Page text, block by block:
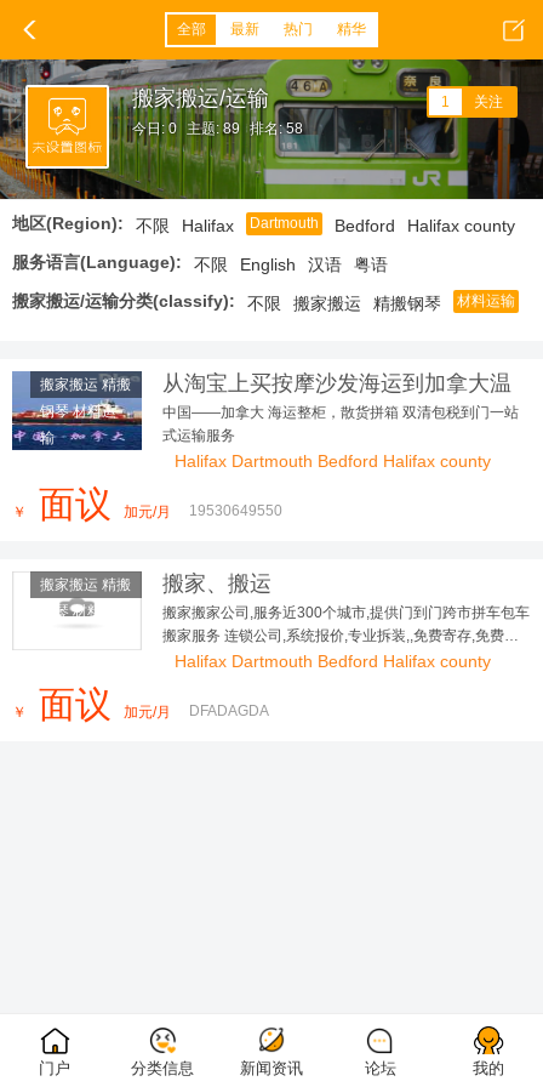
全部 最新 热门 精华
搬家搬运/运输
今日: 0 主题: 89 排名: 58
1 关注
门户 分类信息 新闻资讯 论坛 我的
地区(Region): 不限 Halifax Dartmouth Bedford
Halifax county
服务语言(Language):
不限 English 汉语
粤语
搬家搬运/运输分类(classify):
不限 搬家搬运 精搬钢琴 材料运输
搬家搬运 精搬
钢琴 材料运
输
从淘宝上买按摩沙发海运到加拿大温
哥华好用到朋友追着问
中国——加拿大 海运整柜，散货拼箱 双清包税到门一站
式运输服务
Halifax Dartmouth Bedford Halifax county
￥ 面议 加元/月 19530649550
搬家搬运 精搬
钢琴 材料运
搬家、搬运
搬家搬家公司,服务近300个城市,提供门到门跨市拼车包车
搬家服务 连锁公司,系统报价,专业拆装,,免费寄存,免费评
估,全程保险
Halifax Dartmouth Bedford Halifax county
￥ 面议 加元/月 DFADAGDA